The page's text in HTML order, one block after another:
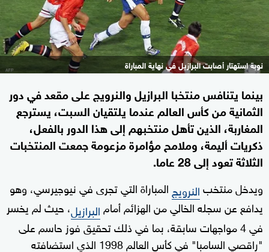
نوبة استهتار أصابت البرازيل في نهاية المباراة
بينما يتنافس منتخبا البرازيل والنرويج على مقعد في دور
الثمانية من كأس العالم عندما يلتقيان السبت، يسترجع
المغاربة، الذين تأهل منتخبهم إلى هذا الدور بالفعل،
ذكريات أليمة، وملامح مؤامرة مزعومة جمعت المنتخبات
الثلاثة تعود إلى 28 عاما.
ويدخل منتخبالنرويجالمباراة التي تجرى في نيوجيرسي، وهو
يدافع عن سجله الخالي من الهزائم أمامالبرازيل، حيث لم يخسر
في 4 مواجهات سابقة، بما في ذلك تحقيق فوز حاسم على
"راقصي السامبا" في كأس العالم 1998 الذي استضافته